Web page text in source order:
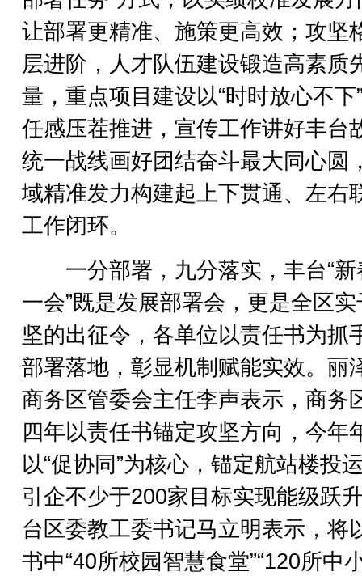
让部署更精准、施策更高效；攻坚
层进阶，人才队伍建设锻造高素质
量，重点项目建设以“时时放心不下
任感压茬推进，宣传工作讲好丰台
统一战线画好团结奋斗最大同心圆
域精准发力构建起上下贯通、左右
工作闭环。
一分部署，九分落实，丰台“新
一会”既是发展部署会，更是全区
坚的出征令，各单位以责任书为抓
部署落地，彰显机制赋能实效。丽
商务区管委会主任李声表示，商务
四年以责任书锚定攻坚方向，今年
以“促协同”为核心，锚定航站楼投
引企不少于200家目标实现能级跃
台区委教工委书记马立明表示，将
书中“40所校园智慧食堂”“120所中